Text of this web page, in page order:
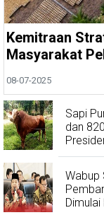
Kemitraan
Masyarakat
08-07-2025
Sapi
dan
Wabup